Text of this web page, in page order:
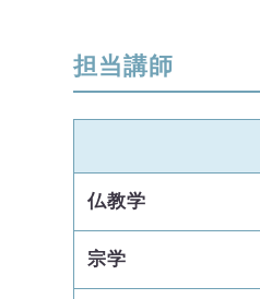
担当講師
仏教学
宗学